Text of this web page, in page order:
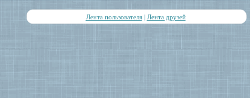
Лента пользователя| Лента друзей